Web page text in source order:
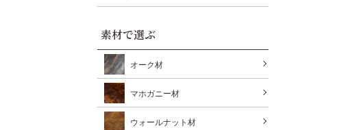
素材で選ぶ
オーク材
マホガニー材
ウォールナット材